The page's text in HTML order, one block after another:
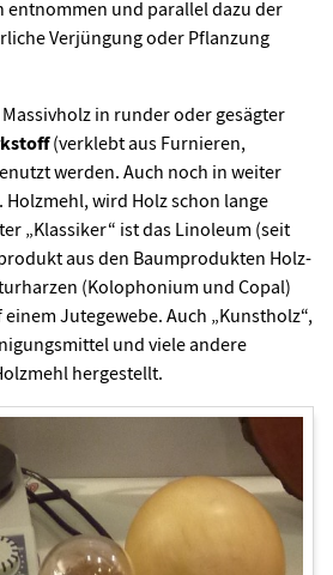
entnommen und parallel dazu der
Verjüngung oder Pflanzung
in runder oder gesägter
(verklebt aus Furnieren,
werden. Auch noch in weiter
wird Holz schon lange
„Klassiker“ ist das Linoleum (seit
aus den Baumprodukten Holz-
(Kolophonium und Copal)
Jutegewebe. Auch „Kunstholz“,
und viele andere
hergestellt.